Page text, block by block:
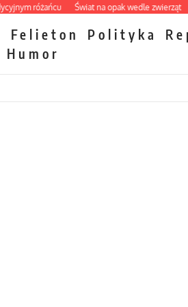
różańcu Świat na opak wedle zwierząt
Felieton Polityka
Humor